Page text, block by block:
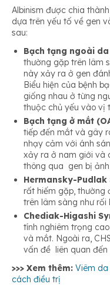
Albinism được chia
dựa trên yếu tố về gen
sau:
Bạch tạng ngoài da
thường gặp trên lâm
này xảy ra ở gen
Biểu hiện của bệnh
giống nhau ở từng
thuộc chủ yếu vào vị
Bạch tạng ở mắt
tiếp đến mắt và gây
nhạy cảm với ánh
xảy ra ở nam giới và
thông qua gen bị
Hermansky-Pudlak
rất hiếm gặp, thường
trên lâm sàng như
Chediak-Higashi
tính nghiêm trọng
và mắt. Ngoài ra,
vấn đề liên quan
>>> Xem thêm: Viêm da
cách điều trị